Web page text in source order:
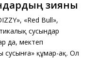
зияны
«Red Bull»,
сусындар
да, мектеп
сусынға» құмар-ақ. Ол